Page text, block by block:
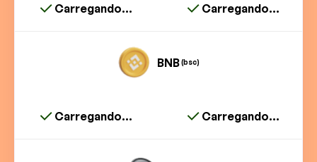
Carregando... Carregando...
BNB(bsc)
Carregando... Carregando...